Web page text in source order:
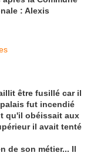
: Alexis
être fusillé car il
fut incendié
qu'il obéissait aux
il avait tenté
de son métier... Il